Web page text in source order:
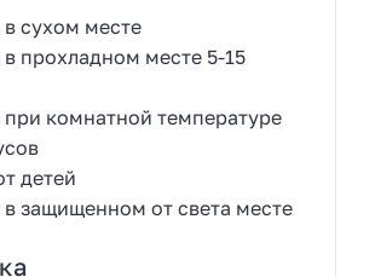
в сухом месте
в прохладном месте 5-15
при комнатной температуре
детей
в защищенном от света месте